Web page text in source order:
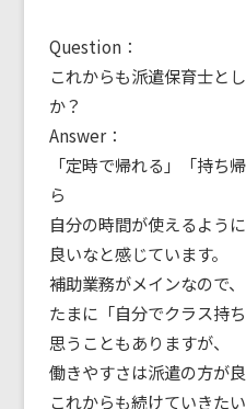
Question：
これからも派遣保育士と
か？
Answer：
「定時で帰れる」「持ち
ら
自分の時間が使えるよう
良いなと感じています。
補助業務がメインなので、
たまに「自分でクラス持
思うこともありますが、
働きやすさは派遣の方が良
これからも続けていきたい